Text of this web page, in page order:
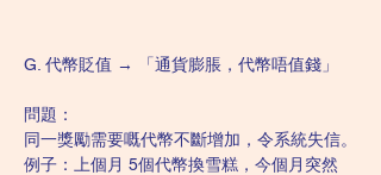
G. 代幣貶值 → 「通貨膨脹，代幣唔值錢」
問題：
同一獎勵需要嘅代幣不斷增加，令系統失信。
例子：上個月 5個代幣換雪糕，今個月突然